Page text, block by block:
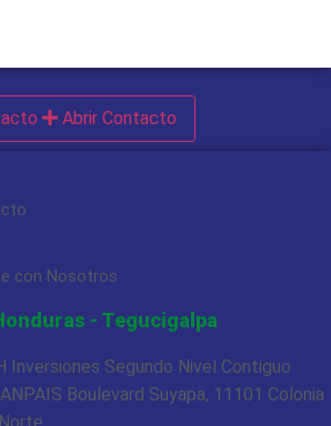
Abrir Contacto
con Nosotros
- Tegucigalpa
Inversiones Segundo Nivel Contiguo
Boulevard Suyapa, 11101 Colonia